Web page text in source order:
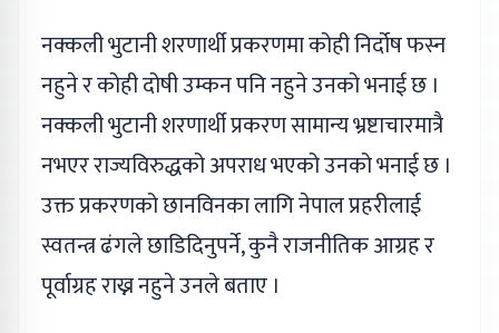
नक्कली भुटानी शरणार्थी प्रकरणमा कोही निर्दोष फस्न
नहुने र कोही दोषी उम्कन पनि नहुने उनको भनाई छ ।
नक्कली भुटानी शरणार्थी प्रकरण सामान्य भ्रष्टाचारमात्रै
नभएर राज्यविरुद्धको अपराध भएको उनको भनाई छ ।
उक्त प्रकरणको छानविनका लागि नेपाल प्रहरीलाई
स्वतन्त्र ढंगले छाडिदिनुपर्ने, कुनै राजनीतिक आग्रह र
पूर्वाग्रह राख्न नहुने उनले बताए ।